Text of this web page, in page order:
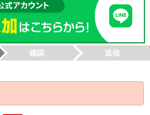
確認 送信